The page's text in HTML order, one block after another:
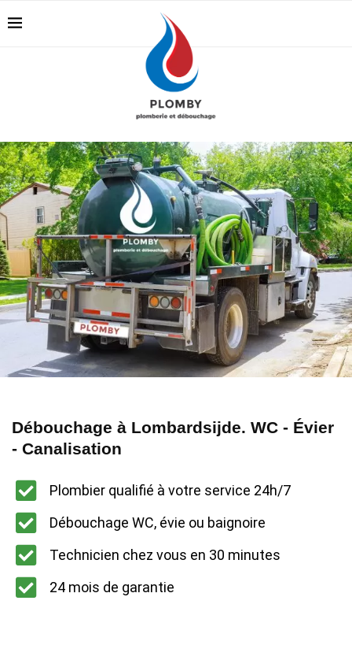
Débouchage à Lombardsijde. WC - Évier
- Canalisation
Plombier qualifié à votre service 24h/7
Débouchage WC, évie ou baignoire
Technicien chez vous en 30 minutes
24 mois de garantie